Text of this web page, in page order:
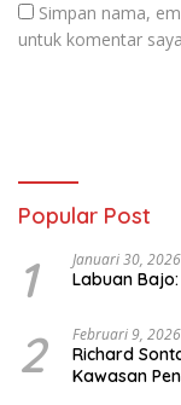
Simpan nama,
untuk komentar
Popular Post
1 Januari 30, 2026
Labuan
2 Februari 9, 2026
Richard
Kawasan